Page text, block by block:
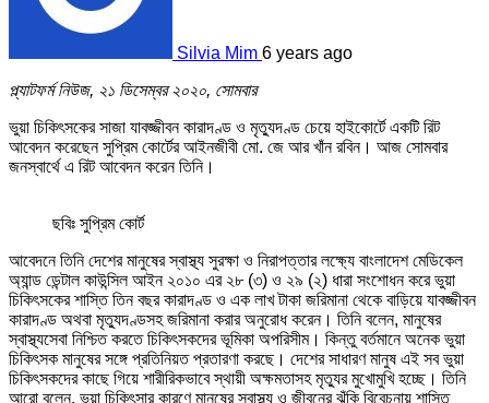
Silvia Mim 6 years ago
প্ল্যাটফর্ম নিউজ, ২১ ডিসেম্বর ২০২০, সোমবার
ভুয়া চিকিৎসকের সাজা যাবজ্জীবন কারাদণ্ড ও মৃত্যুদণ্ড চেয়ে হাইকোর্টে একটি রিট
আবেদন করেছেন সুপ্রিম কোর্টের আইনজীবী মো. জে আর খাঁন রবিন। আজ সোমবার
জনস্বার্থে এ রিট আবেদন করেন তিনি।
ছবিঃ সুপ্রিম কোর্ট
আবেদনে তিনি দেশের মানুষের স্বাস্থ্য সুরক্ষা ও নিরাপত্তার লক্ষ্যে বাংলাদেশ মেডিকেল
অ্যান্ড ডেন্টাল কাউন্সিল আইন ২০১০ এর ২৮ (৩) ও ২৯ (২) ধারা সংশোধন করে ভুয়া
চিকিৎসকের শাস্তি তিন বছর কারাদণ্ড ও এক লাখ টাকা জরিমানা থেকে বাড়িয়ে যাবজ্জীবন
কারাদণ্ড অথবা মৃত্যুদণ্ডসহ জরিমানা করার অনুরোধ করেন। তিনি বলেন, মানুষের
স্বাস্থ্যসেবা নিশ্চিত করতে চিকিৎসকদের ভূমিকা অপরিসীম। কিন্তু বর্তমানে অনেক ভুয়া
চিকিৎসক মানুষের সঙ্গে প্রতিনিয়ত প্রতারণা করছে। দেশের সাধারণ মানুষ এই সব ভুয়া
চিকিৎসকদের কাছে গিয়ে শারীরিকভাবে স্থায়ী অক্ষমতাসহ মৃত্যুর মুখোমুখি হচ্ছে। তিনি
আরো বলেন, ভুয়া চিকিৎসার কারণে মানুষের স্বাস্থ্য ও জীবনের ঝুঁকি বিবেচনায় শাস্তি